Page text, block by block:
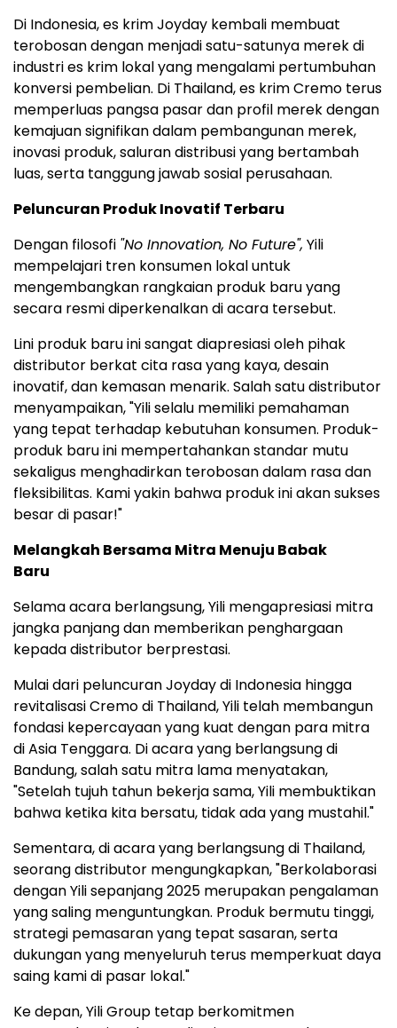
Di Indonesia, es krim Joyday kembali membuat
terobosan dengan menjadi satu-satunya merek di
industri es krim lokal yang mengalami pertumbuhan
konversi pembelian. Di Thailand, es krim Cremo terus
memperluas pangsa pasar dan profil merek dengan
kemajuan signifikan dalam pembangunan merek,
inovasi produk, saluran distribusi yang bertambah
luas, serta tanggung jawab sosial perusahaan.
Peluncuran Produk Inovatif Terbaru
Dengan filosofi "No Innovation, No Future", Yili
mempelajari tren konsumen lokal untuk
mengembangkan rangkaian produk baru yang
secara resmi diperkenalkan di acara tersebut.
Lini produk baru ini sangat diapresiasi oleh pihak
distributor berkat cita rasa yang kaya, desain
inovatif, dan kemasan menarik. Salah satu distributor
menyampaikan, "Yili selalu memiliki pemahaman
yang tepat terhadap kebutuhan konsumen. Produk-
produk baru ini mempertahankan standar mutu
sekaligus menghadirkan terobosan dalam rasa dan
fleksibilitas. Kami yakin bahwa produk ini akan sukses
besar di pasar!"
Melangkah Bersama Mitra Menuju Babak
Baru
Selama acara berlangsung, Yili mengapresiasi mitra
jangka panjang dan memberikan penghargaan
kepada distributor berprestasi.
Mulai dari peluncuran Joyday di Indonesia hingga
revitalisasi Cremo di Thailand, Yili telah membangun
fondasi kepercayaan yang kuat dengan para mitra
di Asia Tenggara. Di acara yang berlangsung di
Bandung, salah satu mitra lama menyatakan,
"Setelah tujuh tahun bekerja sama, Yili membuktikan
bahwa ketika kita bersatu, tidak ada yang mustahil."
Sementara, di acara yang berlangsung di Thailand,
seorang distributor mengungkapkan, "Berkolaborasi
dengan Yili sepanjang 2025 merupakan pengalaman
yang saling menguntungkan. Produk bermutu tinggi,
strategi pemasaran yang tepat sasaran, serta
dukungan yang menyeluruh terus memperkuat daya
saing kami di pasar lokal."
Ke depan, Yili Group tetap berkomitmen